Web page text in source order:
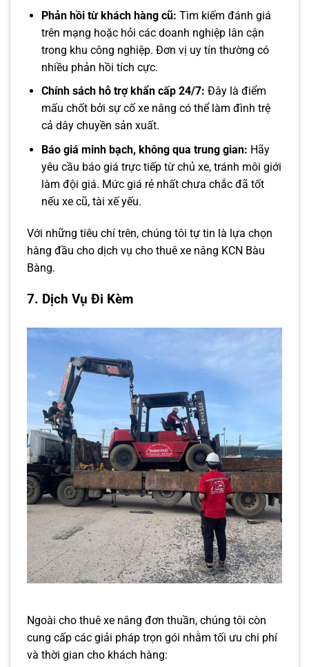
Phản hồi từ khách hàng cũ: Tìm kiếm đánh giá
trên mạng hoặc hỏi các doanh nghiệp lân cận
trong khu công nghiệp. Đơn vị uy tín thường có
nhiều phản hồi tích cực.
Chính sách hỗ trợ khẩn cấp 24/7: Đây là điểm
mấu chốt bởi sự cố xe nâng có thể làm đình trệ
cả dây chuyền sản xuất.
Báo giá minh bạch, không qua trung gian: Hãy
yêu cầu báo giá trực tiếp từ chủ xe, tránh môi giới
làm đội giá. Mức giá rẻ nhất chưa chắc đã tốt
nếu xe cũ, tài xế yếu.
Với những tiêu chí trên, chúng tôi tự tin là lựa chọn
hàng đầu cho dịch vụ cho thuê xe nâng KCN Bàu
Bàng.
7. Dịch Vụ Đi Kèm
Ngoài cho thuê xe nâng đơn thuần, chúng tôi còn
cung cấp các giải pháp trọn gói nhằm tối ưu chi phí
và thời gian cho khách hàng: